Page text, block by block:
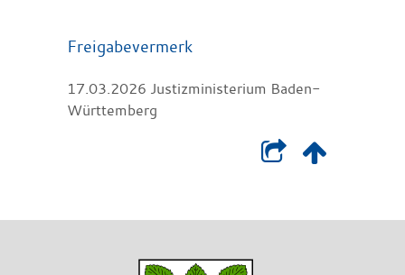
Freigabevermerk
17.03.2026 Justizministerium Baden-
Württemberg